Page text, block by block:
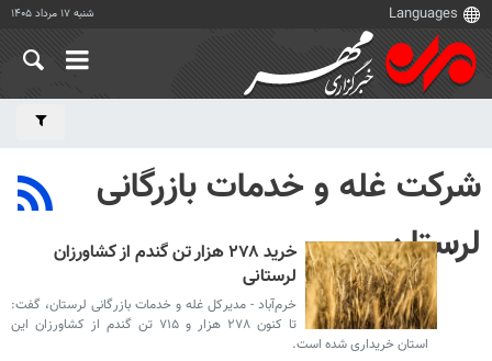
شنبه ۱۷ مرداد ۱۴۰۵
شرکت غله و خدمات بازرگانی
لرستان
خرید ۲۷۸ هزار تن گندم از کشاورزان
لرستانی
خرم‌آباد - مدیرکل غله و خدمات بازرگانی لرستان، گفت:
تا کنون ۲۷۸ هزار و ۷۱۵ تن گندم از کشاورزان این
استان خریداری شده است.